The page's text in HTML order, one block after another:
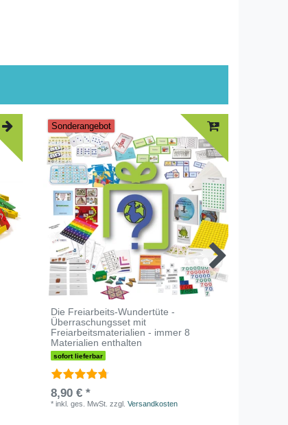
Sonderangebot
Die Freiarbeits-Wundertüte -
Überraschungsset mit
Freiarbeitsmaterialien - immer 8
Materialien enthalten
sofort lieferbar
8,90 € *
*inkl. ges. MwSt. zzgl.Versandkosten